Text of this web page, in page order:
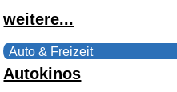
weitere...
Auto & Freizeit
Autokinos